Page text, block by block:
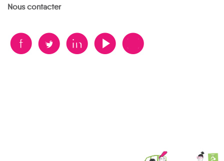
Nous contacter
B A D F V